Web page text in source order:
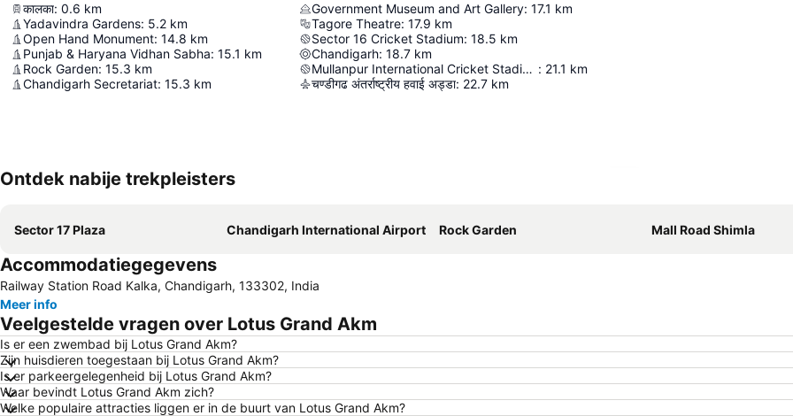
कालका: 0.6 km
Yadavindra Gardens: 5.2 km
Open Hand Monument: 14.8 km
Punjab & Haryana Vidhan Sabha: 15.1 km
Rock Garden: 15.3 km
Chandigarh Secretariat: 15.3 km
Government Museum and Art Gallery: 17.1 km
Tagore Theatre: 17.9 km
Sector 16 Cricket Stadium: 18.5 km
Chandigarh: 18.7 km
Mullanpur International Cricket Stadium : 21.1 km
चण्डीगढ अंतर्राष्ट्रीय हवाई अड्डा: 22.7 km
Ontdek nabije trekpleisters
Sector 17 Plaza Chandigarh International Airport Rock Garden Mall Road Shimla
Accommodatiegegevens
Railway Station Road Kalka, Chandigarh, 133302, India
Meer info
Veelgestelde vragen over Lotus Grand Akm
Is er een zwembad bij Lotus Grand Akm?
Zijn huisdieren toegestaan bij Lotus Grand Akm?
Is er parkeergelegenheid bij Lotus Grand Akm?
Waar bevindt Lotus Grand Akm zich?
Welke populaire attracties liggen er in de buurt van Lotus Grand Akm?